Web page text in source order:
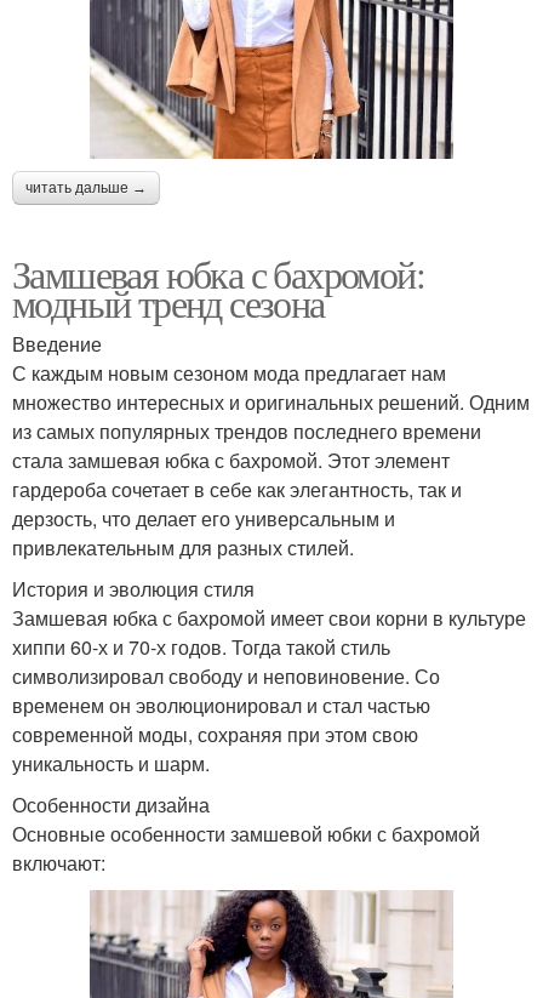
читать дальше →
Замшевая юбка с бахромой:
модный тренд сезона
Введение
С каждым новым сезоном мода предлагает нам
множество интересных и оригинальных решений. Одним
из самых популярных трендов последнего времени
стала замшевая юбка с бахромой. Этот элемент
гардероба сочетает в себе как элегантность, так и
дерзость, что делает его универсальным и
привлекательным для разных стилей.
История и эволюция стиля
Замшевая юбка с бахромой имеет свои корни в культуре
хиппи 60-х и 70-х годов. Тогда такой стиль
символизировал свободу и неповиновение. Со
временем он эволюционировал и стал частью
современной моды, сохраняя при этом свою
уникальность и шарм.
Особенности дизайна
Основные особенности замшевой юбки с бахромой
включают: